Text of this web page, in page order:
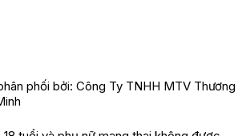
phối bởi: Công Ty TNHH MTV Thương